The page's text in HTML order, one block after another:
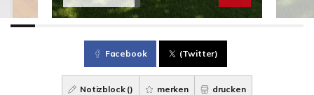
Facebook (Twitter)
Notizblock () merken drucken